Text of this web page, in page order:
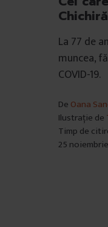
La 77 de
muncea,
COVID-19.
De Oana
Ilustrație de
Timp de
25